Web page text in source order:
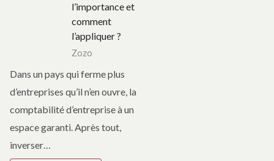
l’importance et
comment
l’appliquer ?
Zozo
Dans un pays qui ferme plus
d’entreprises qu’il n’en ouvre, la
comptabilité d’entreprise à un
espace garanti. Après tout,
inverser…